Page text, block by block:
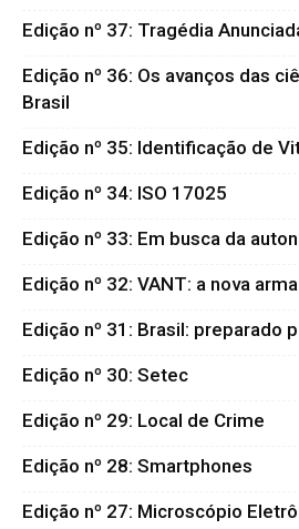
Edição nº 37: Tragédia
Edição nº 36: Os avanços das
Brasil
Edição nº 35: Identificação de
Edição nº 34: ISO 17025
Edição nº 33: Em busca da
Edição nº 32: VANT: a nova
Edição nº 31: Brasil: preparado
Edição nº 30: Setec
Edição nº 29: Local de Crime
Edição nº 28: Smartphones
Edição nº 27: Microscópio